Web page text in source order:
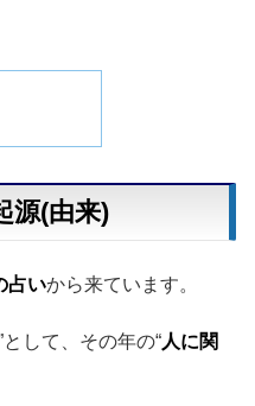
源(由来)
占いから来ています。
として、その年の“人に関